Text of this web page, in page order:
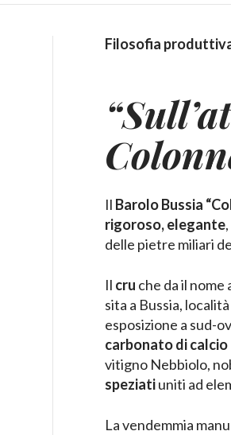
Filosofia
Il Barolo Bussia
rigoroso, elegante
delle pietre miliari
Il cru che da il
sita a Bussia,
esposizione a sud-
carbonato di
vitigno Nebbiolo,
speziatiuniti ad
La vendemmia